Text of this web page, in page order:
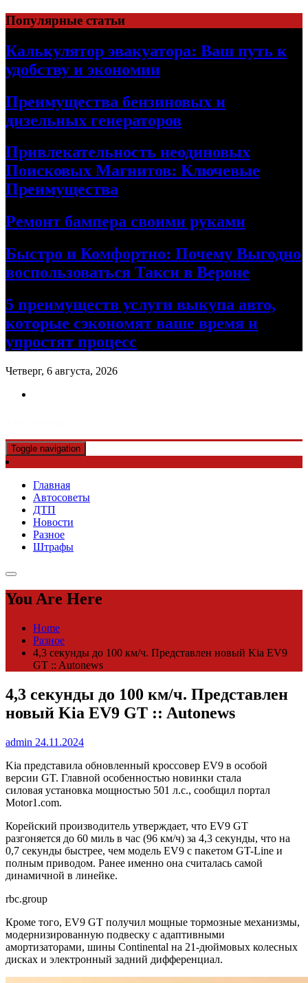
Skip
to
content
Популярные статьи
Калькулятор эвакуатора: Ваш путь к
удобству и экономии
Преимущества бензиновых и
дизельных генераторов
Привлекательность неодиновых
Поисковых Магнитов: Ключевые
Преимущества
Ремонт бампера своими руками
Быстро и Комфортно: Почему Выгодно
воспользоваться Такси в Вероне
5 преимуществ услуги выкупа авто,
которые сэкономят ваше время и
упростят процесс
Четверг, 6 августа, 2026
Toggle navigation
Главная
Автосоветы
ДТП
Новости
Разное
Штрафы
You Are Here
Home
Разное
4,3 секунды до 100 км/ч. Представлен новый Kia EV9
GT :: Autonews
4,3 секунды до 100 км/ч. Представлен
новый Kia EV9 GT :: Autonews
admin 24.11.2024
Kia представила обновленный кроссовер EV9 в особой
версии GT. Главной особенностью новинки стала
силовая установка мощностью 501 л.с., сообщил портал
Motor1.com.
Корейский производитель утверждает, что EV9 GT
разгоняется до 60 миль в час (96 км/ч) за 4,3 секунды, что на
0,7 секунды быстрее, чем модель EV9 с пакетом GT-Line и
полным приводом. Ранее именно она считалась самой
динамичной в линейке.
rbc.group
Кроме того, EV9 GT получил мощные тормозные механизмы,
модернизированную подвеску с адаптивными
амортизаторами, шины Continental на 21-дюймовых колесных
дисках и электронный задний дифференциал.